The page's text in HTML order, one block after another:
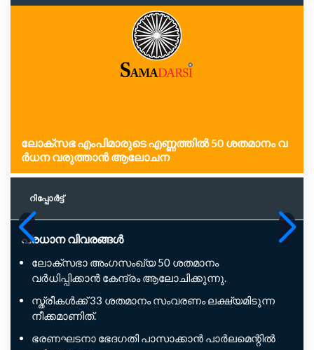
ലോ​​​ക്സ​​​ഭ​​​ എം​​​പി​​​മാ​​​രു​​​ടെ എ​​​ണ്ണ​​​ത്തി​​​ൽ 50 ശ​​​ത​​​മാ​​​നം വ​​​
ർ​​​ധ​​​ന​​​ വ​​​രു​​​ത്താ​​​ൻ ആലോചന
റിപ്പോര്‍ട്ട്
പ്രധാന വിവരങ്ങൾ
ലോക്സഭാ അംഗസംഖ്യ 50 ശതമാനം
വർധിപ്പിക്കാൻ കേന്ദ്രം ആലോചിക്കുന്നു.
സ്ത്രീകൾക്ക് 33 ശതമാനം സംവരണം ലക്ഷ്യമിടുന്ന
നീക്കമാണിത്.
ഭരണഘടനാ ഭേദഗതി പാസാക്കാൻ പാർലമെന്റിൽ